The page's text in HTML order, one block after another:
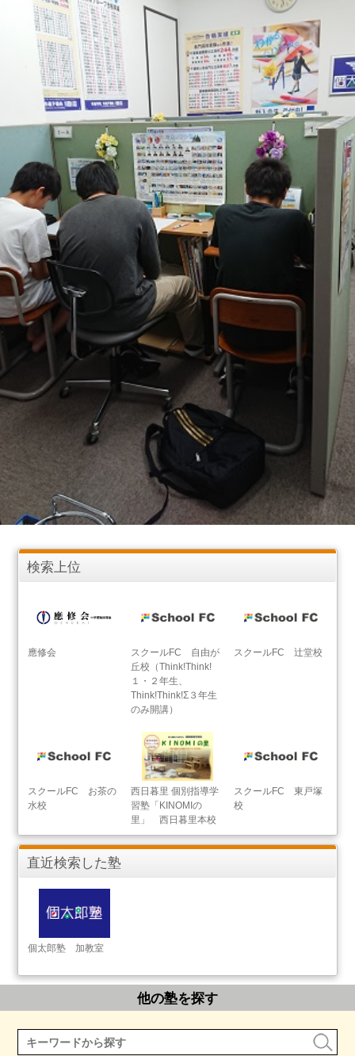
検索上位
應修会
スクールFC 自由が
丘校（Think!Think!
１・２年生、
Think!Think!Σ３年生
のみ開講）
スクールFC 辻堂校
スクールFC お茶の
水校
西日暮里 個別指導学
習塾「KINOMIの
里」 西日暮里本校
スクールFC 東戸塚
校
直近検索した塾
個太郎塾 加教室
他の塾を探す